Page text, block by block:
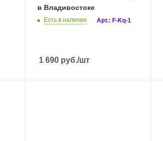
в Владивостоке
Есть в наличии Арт.: F-Kq-1
1 690 руб./шт